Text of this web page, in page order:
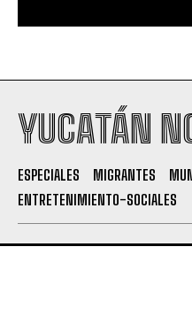
YUCATÁN
ESPECIALES MIGRANTES
ENTRETENIMIENTO-SOCIALES